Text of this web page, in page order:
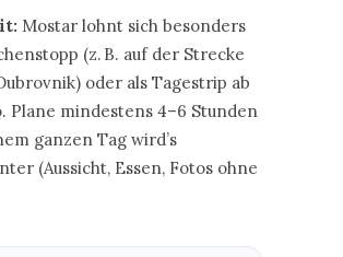
Mostar lohnt sich besonders
(z. B. auf der Strecke
oder als Tagestrip ab
Plane mindestens 4–6 Stunden
ganzen Tag wird’s
(Aussicht, Essen, Fotos ohne